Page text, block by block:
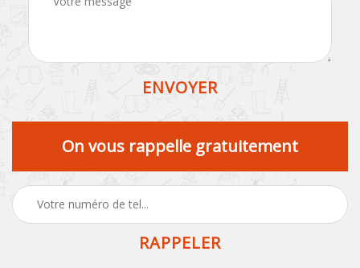
On vous rappelle gratuitement